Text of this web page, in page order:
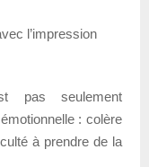
l’impression
pas seulement
: colère
à prendre de la